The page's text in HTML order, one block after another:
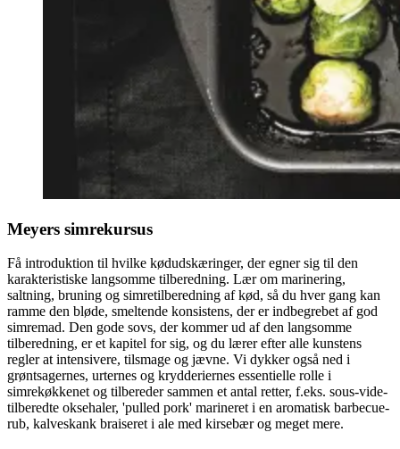
Meyers simrekursus
Få introduktion til hvilke kødudskæringer, der egner sig til den
karakteristiske langsomme tilberedning. Lær om marinering,
saltning, bruning og simretilberedning af kød, så du hver gang kan
ramme den bløde, smeltende konsistens, der er indbegrebet af god
simremad. Den gode sovs, der kommer ud af den langsomme
tilberedning, er et kapitel for sig, og du lærer efter alle kunstens
regler at intensivere, tilsmage og jævne. Vi dykker også ned i
grøntsagernes, urternes og krydderiernes essentielle rolle i
simrekøkkenet og tilbereder sammen et antal retter, f.eks. sous-vide-
tilberedte oksehaler, 'pulled pork' marineret i en aromatisk barbecue-
rub, kalveskank braiseret i ale med kirsebær og meget mere.